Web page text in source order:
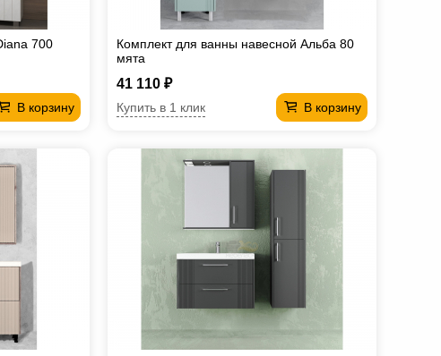
700
В корзину
Комплект для ванны навесной Альба 80
мята
41 110 ₽
В корзину
Купить в 1 клик